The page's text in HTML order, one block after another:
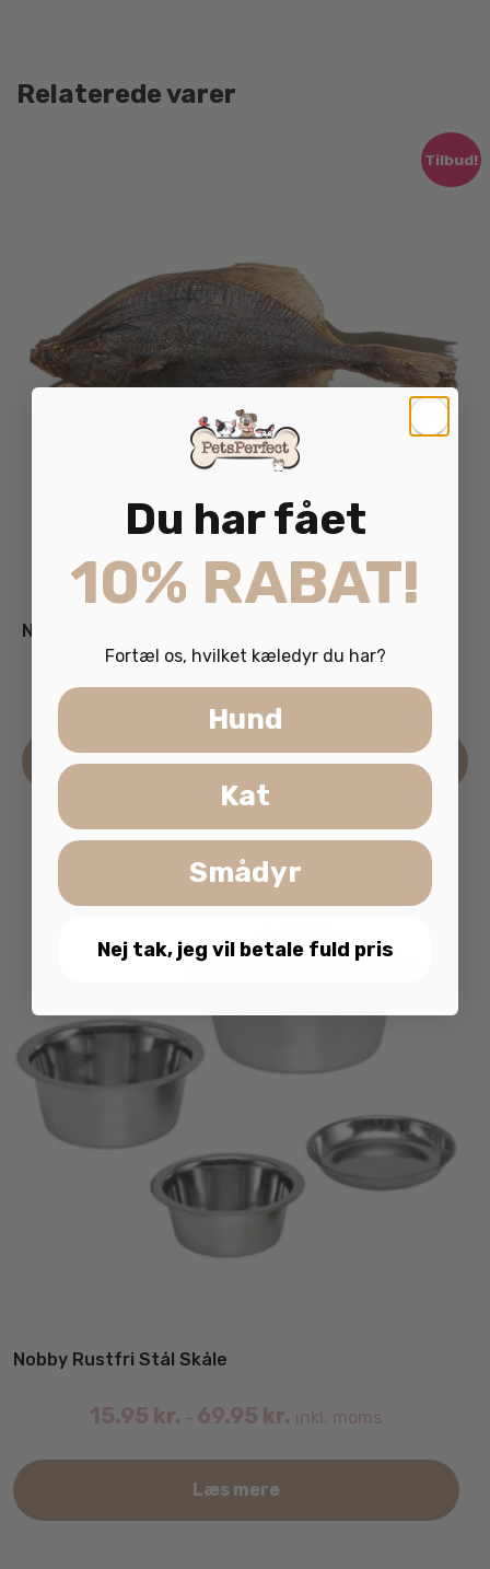
Relaterede varer
Tilbud!
Naturlig Tørret Skrubbe 3stk
45.95kr.inkl. moms
Læs mere
Nobby Rustfri Stål Skåle
15.95 kr. – 69.95 kr. inkl. moms
Læs mere
Du har fået
10% RABAT!
Fortæl os, hvilket kæledyr du har?
Hund
Kat
Smådyr
Nej tak, jeg vil betale fuld pris